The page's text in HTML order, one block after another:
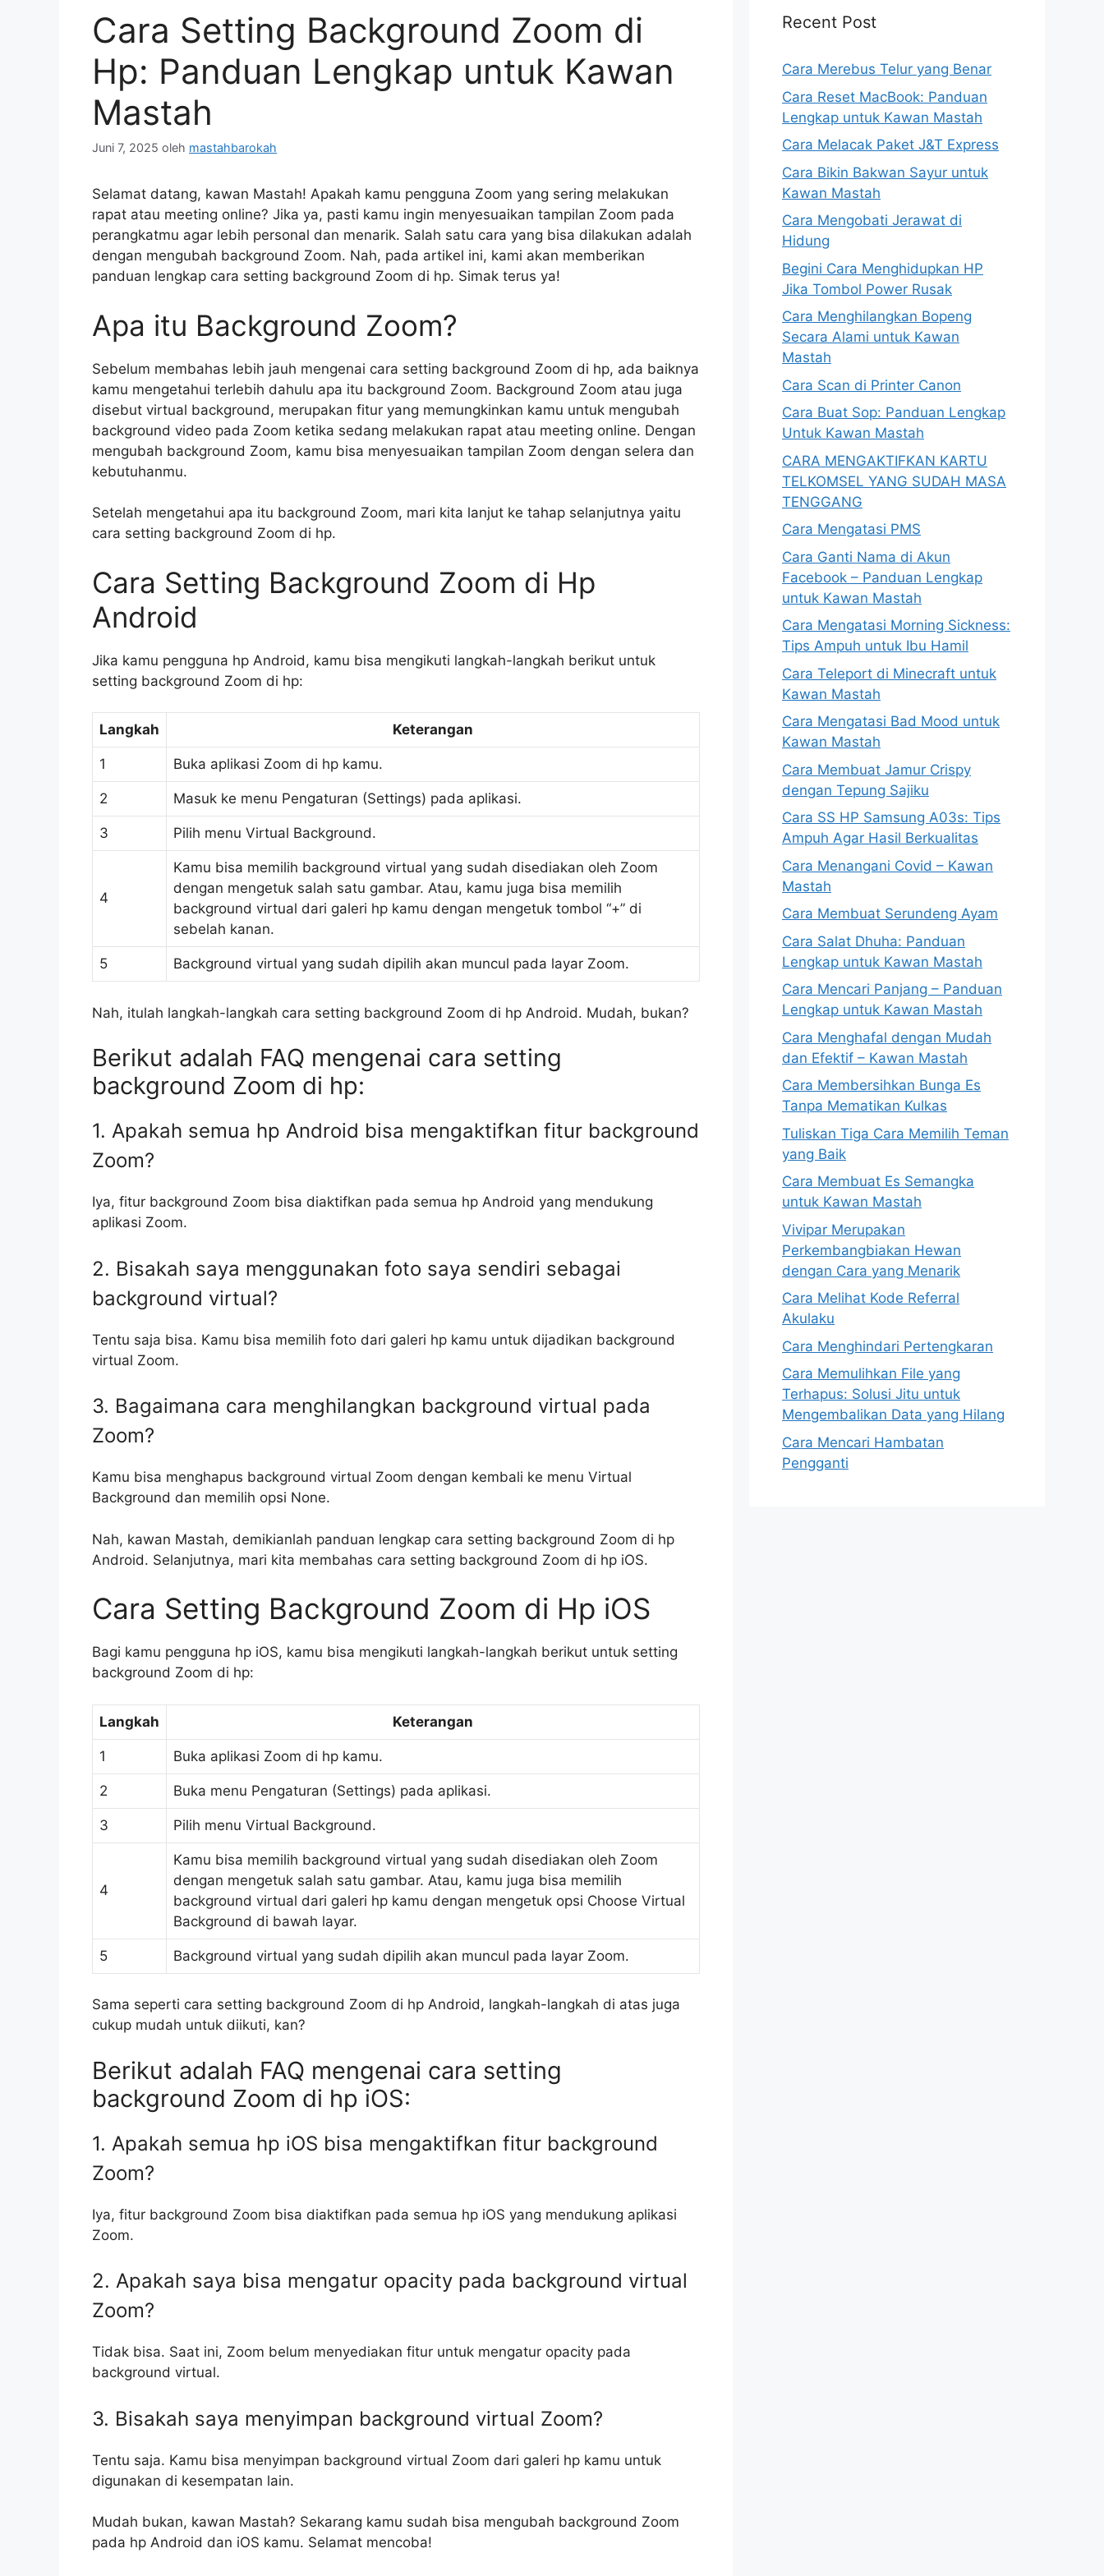
Cara Setting Background Zoom di
Hp: Panduan Lengkap untuk Kawan
Mastah
Juni 7, 2025 oleh mastahbarokah
Selamat datang, kawan Mastah! Apakah kamu pengguna Zoom yang sering melakukan
rapat atau meeting online? Jika ya, pasti kamu ingin menyesuaikan tampilan Zoom pada
perangkatmu agar lebih personal dan menarik. Salah satu cara yang bisa dilakukan adalah
dengan mengubah background Zoom. Nah, pada artikel ini, kami akan memberikan
panduan lengkap cara setting background Zoom di hp. Simak terus ya!
Apa itu Background Zoom?
Sebelum membahas lebih jauh mengenai cara setting background Zoom di hp, ada baiknya
kamu mengetahui terlebih dahulu apa itu background Zoom. Background Zoom atau juga
disebut virtual background, merupakan fitur yang memungkinkan kamu untuk mengubah
background video pada Zoom ketika sedang melakukan rapat atau meeting online. Dengan
mengubah background Zoom, kamu bisa menyesuaikan tampilan Zoom dengan selera dan
kebutuhanmu.
Setelah mengetahui apa itu background Zoom, mari kita lanjut ke tahap selanjutnya yaitu
cara setting background Zoom di hp.
Cara Setting Background Zoom di Hp
Android
Jika kamu pengguna hp Android, kamu bisa mengikuti langkah-langkah berikut untuk
setting background Zoom di hp:
Langkah Keterangan
1 Buka aplikasi Zoom di hp kamu.
2 Masuk ke menu Pengaturan (Settings) pada aplikasi.
3 Pilih menu Virtual Background.
4
Kamu bisa memilih background virtual yang sudah disediakan oleh Zoom
dengan mengetuk salah satu gambar. Atau, kamu juga bisa memilih
background virtual dari galeri hp kamu dengan mengetuk tombol “+” di
sebelah kanan.
5 Background virtual yang sudah dipilih akan muncul pada layar Zoom.
Nah, itulah langkah-langkah cara setting background Zoom di hp Android. Mudah, bukan?
Berikut adalah FAQ mengenai cara setting
background Zoom di hp:
1. Apakah semua hp Android bisa mengaktifkan fitur background
Zoom?
Iya, fitur background Zoom bisa diaktifkan pada semua hp Android yang mendukung
aplikasi Zoom.
2. Bisakah saya menggunakan foto saya sendiri sebagai
background virtual?
Tentu saja bisa. Kamu bisa memilih foto dari galeri hp kamu untuk dijadikan background
virtual Zoom.
3. Bagaimana cara menghilangkan background virtual pada
Zoom?
Kamu bisa menghapus background virtual Zoom dengan kembali ke menu Virtual
Background dan memilih opsi None.
Nah, kawan Mastah, demikianlah panduan lengkap cara setting background Zoom di hp
Android. Selanjutnya, mari kita membahas cara setting background Zoom di hp iOS.
Cara Setting Background Zoom di Hp iOS
Bagi kamu pengguna hp iOS, kamu bisa mengikuti langkah-langkah berikut untuk setting
background Zoom di hp:
Langkah Keterangan
1 Buka aplikasi Zoom di hp kamu.
2 Buka menu Pengaturan (Settings) pada aplikasi.
3 Pilih menu Virtual Background.
4
Kamu bisa memilih background virtual yang sudah disediakan oleh Zoom
dengan mengetuk salah satu gambar. Atau, kamu juga bisa memilih
background virtual dari galeri hp kamu dengan mengetuk opsi Choose Virtual
Background di bawah layar.
5 Background virtual yang sudah dipilih akan muncul pada layar Zoom.
Sama seperti cara setting background Zoom di hp Android, langkah-langkah di atas juga
cukup mudah untuk diikuti, kan?
Berikut adalah FAQ mengenai cara setting
background Zoom di hp iOS:
1. Apakah semua hp iOS bisa mengaktifkan fitur background
Zoom?
Iya, fitur background Zoom bisa diaktifkan pada semua hp iOS yang mendukung aplikasi
Zoom.
2. Apakah saya bisa mengatur opacity pada background virtual
Zoom?
Tidak bisa. Saat ini, Zoom belum menyediakan fitur untuk mengatur opacity pada
background virtual.
3. Bisakah saya menyimpan background virtual Zoom?
Tentu saja. Kamu bisa menyimpan background virtual Zoom dari galeri hp kamu untuk
digunakan di kesempatan lain.
Mudah bukan, kawan Mastah? Sekarang kamu sudah bisa mengubah background Zoom
pada hp Android dan iOS kamu. Selamat mencoba!
Recent Post
Cara Merebus Telur yang Benar
Cara Reset MacBook: Panduan
Lengkap untuk Kawan Mastah
Cara Melacak Paket J&T Express
Cara Bikin Bakwan Sayur untuk
Kawan Mastah
Cara Mengobati Jerawat di
Hidung
Begini Cara Menghidupkan HP
Jika Tombol Power Rusak
Cara Menghilangkan Bopeng
Secara Alami untuk Kawan
Mastah
Cara Scan di Printer Canon
Cara Buat Sop: Panduan Lengkap
Untuk Kawan Mastah
CARA MENGAKTIFKAN KARTU
TELKOMSEL YANG SUDAH MASA
TENGGANG
Cara Mengatasi PMS
Cara Ganti Nama di Akun
Facebook – Panduan Lengkap
untuk Kawan Mastah
Cara Mengatasi Morning Sickness:
Tips Ampuh untuk Ibu Hamil
Cara Teleport di Minecraft untuk
Kawan Mastah
Cara Mengatasi Bad Mood untuk
Kawan Mastah
Cara Membuat Jamur Crispy
dengan Tepung Sajiku
Cara SS HP Samsung A03s: Tips
Ampuh Agar Hasil Berkualitas
Cara Menangani Covid – Kawan
Mastah
Cara Membuat Serundeng Ayam
Cara Salat Dhuha: Panduan
Lengkap untuk Kawan Mastah
Cara Mencari Panjang – Panduan
Lengkap untuk Kawan Mastah
Cara Menghafal dengan Mudah
dan Efektif – Kawan Mastah
Cara Membersihkan Bunga Es
Tanpa Mematikan Kulkas
Tuliskan Tiga Cara Memilih Teman
yang Baik
Cara Membuat Es Semangka
untuk Kawan Mastah
Vivipar Merupakan
Perkembangbiakan Hewan
dengan Cara yang Menarik
Cara Melihat Kode Referral
Akulaku
Cara Menghindari Pertengkaran
Cara Memulihkan File yang
Terhapus: Solusi Jitu untuk
Mengembalikan Data yang Hilang
Cara Mencari Hambatan
Pengganti